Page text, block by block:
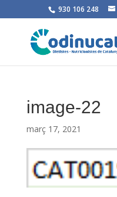
930 106 248
image-22
març 17, 2021